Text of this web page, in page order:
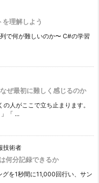
理解しよう
で何が難しいのか〜 C#の学習
ぜ最初に難しく感じるのか
人がここで立ち止まります。
「 ...
技術者
何分記録できるか
を1秒間に11,000回行い、サン